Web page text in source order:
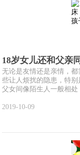
18岁女儿还和父亲
无论是友情还是亲情，
些让人烦扰的隐患，特
父女间像陌生人一般相
2019-10-09